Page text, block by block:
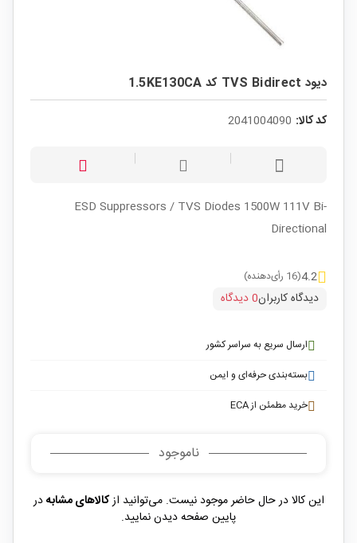
دیود TVS Bidirect کد 1.5KE130CA
کد کالا: 2041004090
ESD Suppressors / TVS Diodes 1500W 111V Bi-
Directional
4.2(16 رأی‌دهنده)
دیدگاه کاربران0 دیدگاه
ارسال سریع به سراسر کشور
بسته‌بندی حرفه‌ای و ایمن
خرید مطمئن از ECA
ناموجود
این کالا در حال حاضر موجود نیست. می‌توانید ازکالاهای مشابهدر
پایین صفحه دیدن نمایید.